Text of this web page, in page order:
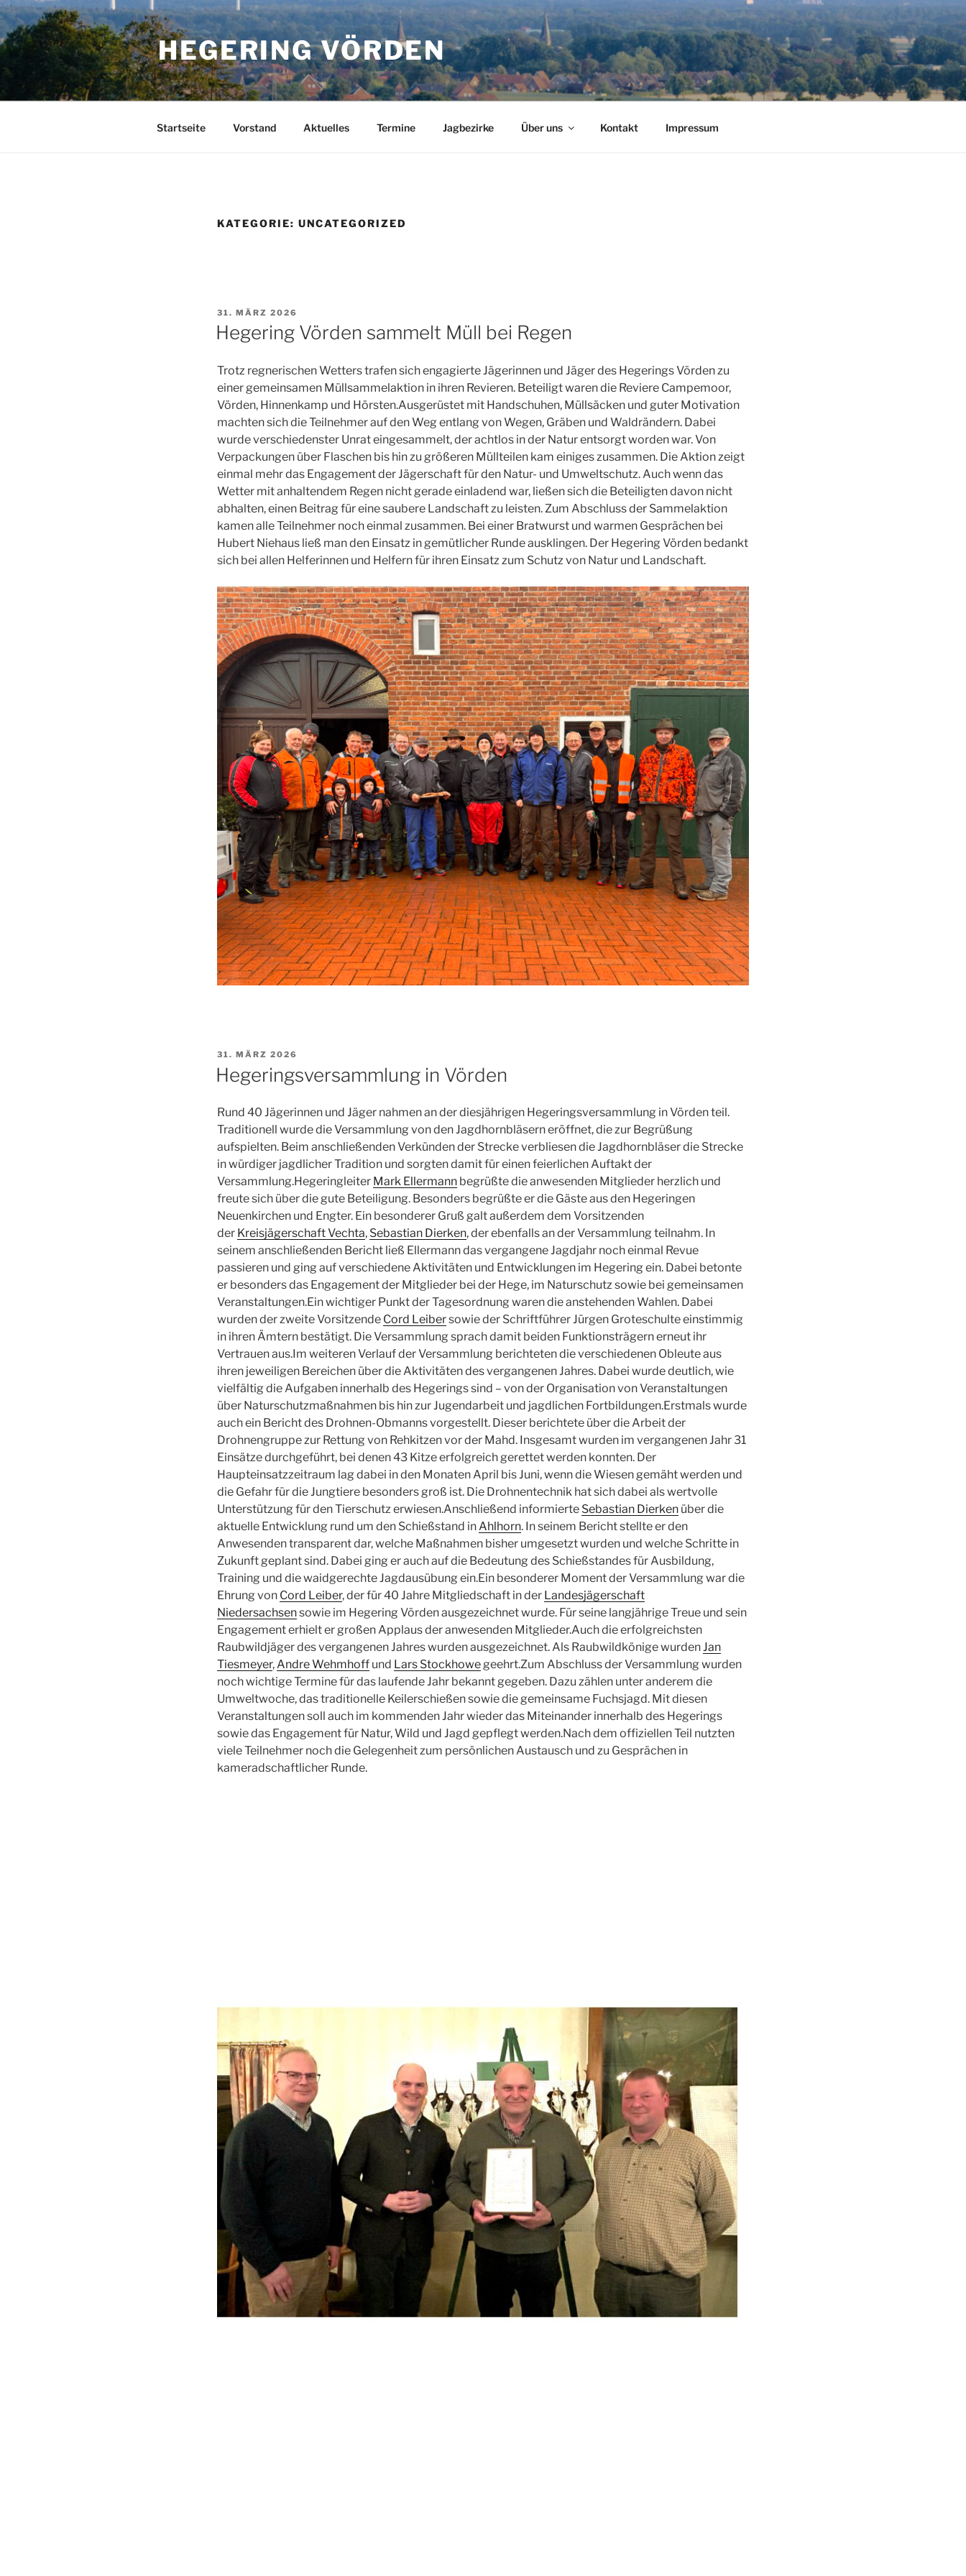
Zum
Inhalt
springen
HEGERING VÖRDEN
Startseite Vorstand Aktuelles Termine Jagbezirke Über uns Kontakt Impressum
KATEGORIE: UNCATEGORIZED
VERÖFFENTLICHT
AM
31. MÄRZ 2026
Hegering Vörden sammelt Müll bei Regen
Trotz regnerischen Wetters trafen sich engagierte Jägerinnen und Jäger des Hegerings Vörden zu
einer gemeinsamen Müllsammelaktion in ihren Revieren. Beteiligt waren die Reviere Campemoor,
Vörden, Hinnenkamp und Hörsten.Ausgerüstet mit Handschuhen, Müllsäcken und guter Motivation
machten sich die Teilnehmer auf den Weg entlang von Wegen, Gräben und Waldrändern. Dabei
wurde verschiedenster Unrat eingesammelt, der achtlos in der Natur entsorgt worden war. Von
Verpackungen über Flaschen bis hin zu größeren Müllteilen kam einiges zusammen. Die Aktion zeigt
einmal mehr das Engagement der Jägerschaft für den Natur- und Umweltschutz. Auch wenn das
Wetter mit anhaltendem Regen nicht gerade einladend war, ließen sich die Beteiligten davon nicht
abhalten, einen Beitrag für eine saubere Landschaft zu leisten. Zum Abschluss der Sammelaktion
kamen alle Teilnehmer noch einmal zusammen. Bei einer Bratwurst und warmen Gesprächen bei
Hubert Niehaus ließ man den Einsatz in gemütlicher Runde ausklingen. Der Hegering Vörden bedankt
sich bei allen Helferinnen und Helfern für ihren Einsatz zum Schutz von Natur und Landschaft.
VERÖFFENTLICHT
31. MÄRZ 2026
Hegeringsversammlung in Vörden
Rund 40 Jägerinnen und Jäger nahmen an der diesjährigen Hegeringsversammlung in Vörden teil.
Traditionell wurde die Versammlung von den Jagdhornbläsern eröffnet, die zur Begrüßung
aufspielten. Beim anschließenden Verkünden der Strecke verbliesen die Jagdhornbläser die Strecke
in würdiger jagdlicher Tradition und sorgten damit für einen feierlichen Auftakt der
Versammlung.Hegeringleiter Mark Ellermann begrüßte die anwesenden Mitglieder herzlich und
freute sich über die gute Beteiligung. Besonders begrüßte er die Gäste aus den Hegeringen
Neuenkirchen und Engter. Ein besonderer Gruß galt außerdem dem Vorsitzenden
der Kreisjägerschaft Vechta, Sebastian Dierken, der ebenfalls an der Versammlung teilnahm. In
seinem anschließenden Bericht ließ Ellermann das vergangene Jagdjahr noch einmal Revue
passieren und ging auf verschiedene Aktivitäten und Entwicklungen im Hegering ein. Dabei betonte
er besonders das Engagement der Mitglieder bei der Hege, im Naturschutz sowie bei gemeinsamen
Veranstaltungen.Ein wichtiger Punkt der Tagesordnung waren die anstehenden Wahlen. Dabei
wurden der zweite Vorsitzende Cord Leibersowie der Schriftführer Jürgen Groteschulte einstimmig
in ihren Ämtern bestätigt. Die Versammlung sprach damit beiden Funktionsträgern erneut ihr
Vertrauen aus.Im weiteren Verlauf der Versammlung berichteten die verschiedenen Obleute aus
ihren jeweiligen Bereichen über die Aktivitäten des vergangenen Jahres. Dabei wurde deutlich, wie
vielfältig die Aufgaben innerhalb des Hegerings sind – von der Organisation von Veranstaltungen
über Naturschutzmaßnahmen bis hin zur Jugendarbeit und jagdlichen Fortbildungen.Erstmals wurde
auch ein Bericht des Drohnen-Obmanns vorgestellt. Dieser berichtete über die Arbeit der
Drohnengruppe zur Rettung von Rehkitzen vor der Mahd. Insgesamt wurden im vergangenen Jahr 31
Einsätze durchgeführt, bei denen 43 Kitze erfolgreich gerettet werden konnten. Der
Haupteinsatzzeitraum lag dabei in den Monaten April bis Juni, wenn die Wiesen gemäht werden und
die Gefahr für die Jungtiere besonders groß ist. Die Drohnentechnik hat sich dabei als wertvolle
Unterstützung für den Tierschutz erwiesen.Anschließend informierte Sebastian Dierken über die
aktuelle Entwicklung rund um den Schießstand inAhlhorn. In seinem Bericht stellte er den
Anwesenden transparent dar, welche Maßnahmen bisher umgesetzt wurden und welche Schritte in
Zukunft geplant sind. Dabei ging er auch auf die Bedeutung des Schießstandes für Ausbildung,
Training und die waidgerechte Jagdausübung ein.Ein besonderer Moment der Versammlung war die
Ehrung von Cord Leiber, der für 40 Jahre Mitgliedschaft in der Landesjägerschaft
Niedersachsensowie im Hegering Vörden ausgezeichnet wurde. Für seine langjährige Treue und sein
Engagement erhielt er großen Applaus der anwesenden Mitglieder.Auch die erfolgreichsten
Raubwildjäger des vergangenen Jahres wurden ausgezeichnet. Als Raubwildkönige wurdenJan
Tiesmeyer,Andre Wehmhoff und Lars Stockhowegeehrt.Zum Abschluss der Versammlung wurden
noch wichtige Termine für das laufende Jahr bekannt gegeben. Dazu zählen unter anderem die
Umweltwoche, das traditionelle Keilerschießen sowie die gemeinsame Fuchsjagd. Mit diesen
Veranstaltungen soll auch im kommenden Jahr wieder das Miteinander innerhalb des Hegerings
sowie das Engagement für Natur, Wild und Jagd gepflegt werden.Nach dem offiziellen Teil nutzten
viele Teilnehmer noch die Gelegenheit zum persönlichen Austausch und zu Gesprächen in
kameradschaftlicher Runde.